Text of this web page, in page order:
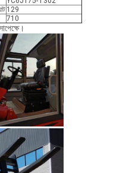
129
710